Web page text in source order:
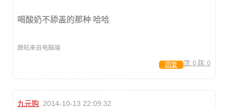
喝酸奶不舔盖的那种 哈哈
跟帖来自电脑端
顶: 0 踩: 0
回复
九元购 2014-10-13 22:09:32